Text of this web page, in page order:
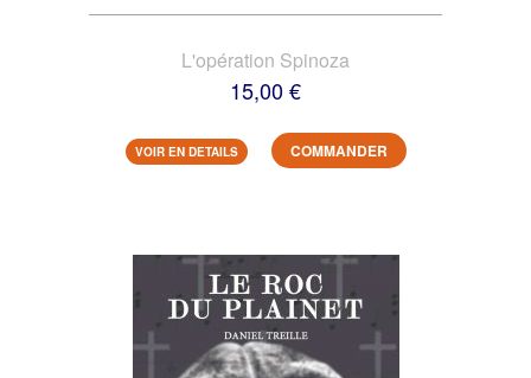
L'opération Spinoza
15,00 €
VOIR EN DETAILS COMMANDER